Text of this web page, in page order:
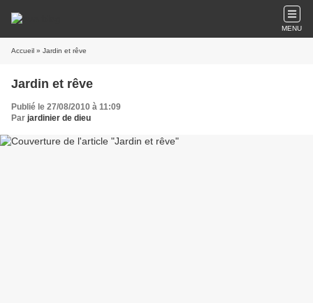
MENU
Accueil » Jardin et rêve
Jardin et rêve
Publié le 27/08/2010 à 11:09
Par jardinier de dieu